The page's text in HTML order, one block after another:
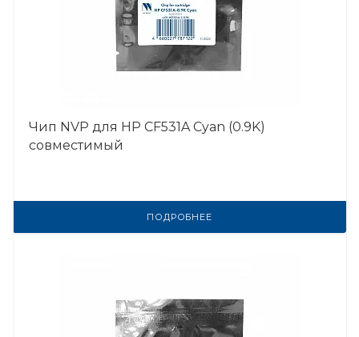
Чип NVP для HP CF531A Cyan (0.9K)
совместимый
ПОДРОБНЕЕ